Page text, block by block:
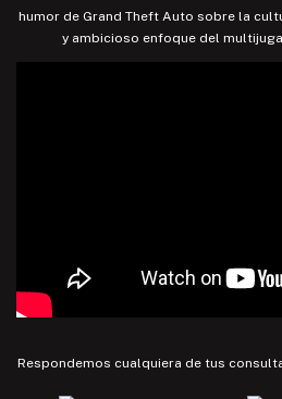
humor de Grand Theft Auto sobre la
y ambicioso enfoque del
Respondemos cualquiera de tus